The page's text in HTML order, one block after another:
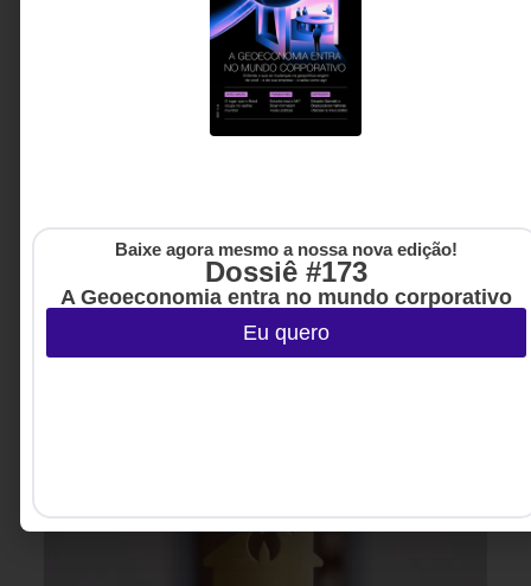
ESTRATÉGIA
3 DE JULHO DE 2026 08H00
sustentaria o que disse?
Ana Paula Soares -
Fundadora e diretora-geral
da Encaso Assessoria
3 MINUTOS MIN DE LEITURA
Baixe agora mesmo a nossa nova edição!
Dossiê #173
A Geoeconomia entra no mundo corporativo
Eu quero